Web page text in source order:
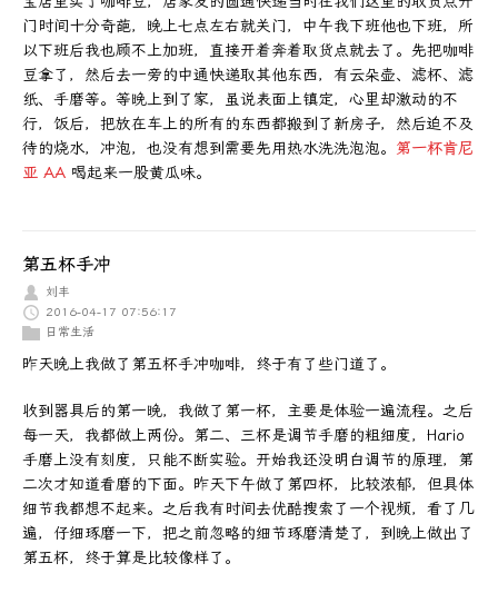
门时间十分奇葩，晚上七点左右就关门，中午我下班他也下班，所
以下班后我也顾不上加班，直接开着奔着取货点就去了。先把咖啡
豆拿了，然后去一旁的中通快递取其他东西，有云朵壶、滤杯、滤
纸、手磨等。等晚上到了家，虽说表面上镇定，心里却激动的不
行，饭后，把放在车上的所有的东西都搬到了新房子，然后迫不及
待的烧水，冲泡，也没有想到需要先用热水洗洗泡泡。 第一杯肯尼
亚 AA 喝起来一股黄瓜味。
第五杯手冲
刘丰
2016-04-17 07:56:17
日常生活
昨天晚上我做了第五杯手冲咖啡，终于有了些门道了。
收到器具后的第一晚，我做了第一杯，主要是体验一遍流程。之后
每一天，我都做上两份。第二、三杯是调节手磨的粗细度，Hario
手磨上没有刻度，只能不断实验。开始我还没明白调节的原理，第
二次才知道看磨的下面。昨天下午做了第四杯，比较浓郁，但具体
细节我都想不起来。之后我有时间去优酷搜索了一个视频，看了几
遍，仔细琢磨一下，把之前忽略的细节琢磨清楚了，到晚上做出了
第五杯，终于算是比较像样了。